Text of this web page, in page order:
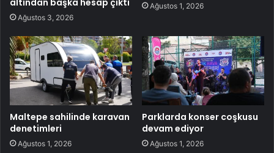
altından başka hesap çıktı
Ağustos 3, 2026
Ağustos 1, 2026
Maltepe sahilinde karavan
denetimleri
Ağustos 1, 2026
Parklarda konser coşkusu
devam ediyor
Ağustos 1, 2026